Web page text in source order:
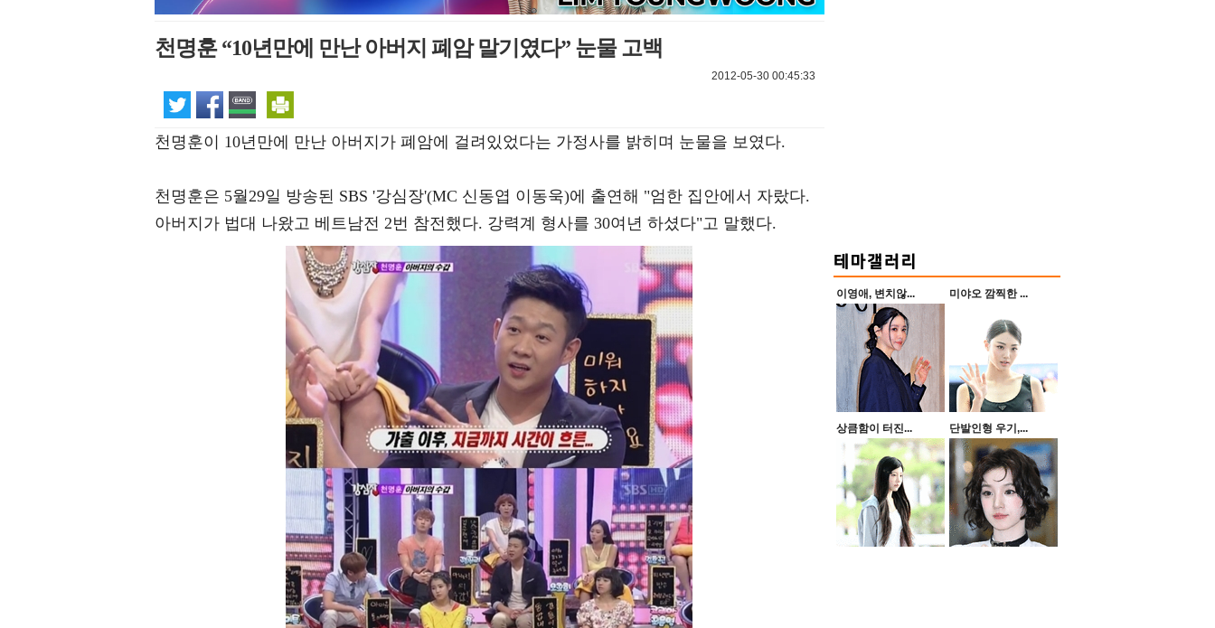
천명훈 “10년만에 만난 아버지 폐암 말기였다” 눈물 고백
2012-05-30 00:45:33
천명훈이 10년만에 만난 아버지가 폐암에 걸려있었다는 가정사를 밝히며 눈물을 보였다.
천명훈은 5월29일 방송된 SBS '강심장'(MC 신동엽 이동욱)에 출연해 "엄한 집안에서 자랐다.
아버지가 법대 나왔고 베트남전 2번 참전했다. 강력계 형사를 30여년 하셨다"고 말했다.
이영애, 변치않... 미야오 깜찍한 ...
상큼함이 터진... 단발인형 우기,...